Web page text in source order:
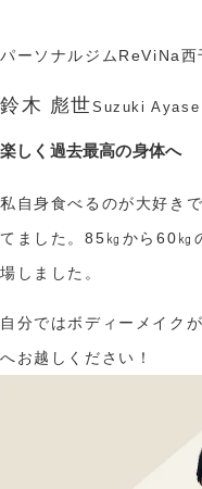
パーソナルジムReViNa西
鈴木 彪世Suzuki Ayase
楽しく過去最高の身体へ
私自身食べるのが大好き
てました。85㎏から60㎏
場しました。
自分ではボディーメイク
へお越しください！